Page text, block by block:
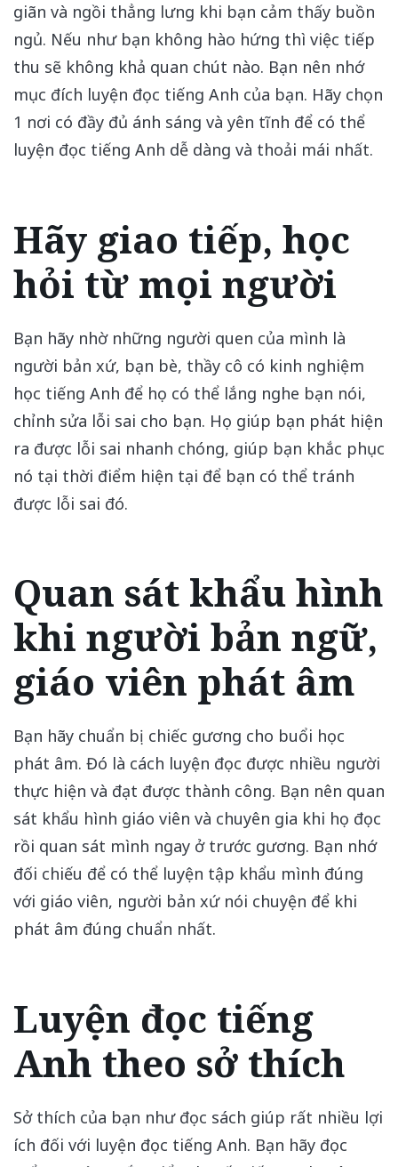
giãn và ngồi thẳng lưng khi bạn cảm thấy buồn
ngủ. Nếu như bạn không hào hứng thì việc tiếp
thu sẽ không khả quan chút nào. Bạn nên nhớ
mục đích luyện đọc tiếng Anh của bạn. Hãy chọn
1 nơi có đầy đủ ánh sáng và yên tĩnh để có thể
luyện đọc tiếng Anh dễ dàng và thoải mái nhất.
Hãy giao tiếp, học
hỏi từ mọi người
Bạn hãy nhờ những người quen của mình là
người bản xứ, bạn bè, thầy cô có kinh nghiệm
học tiếng Anh để họ có thể lắng nghe bạn nói,
chỉnh sửa lỗi sai cho bạn. Họ giúp bạn phát hiện
ra được lỗi sai nhanh chóng, giúp bạn khắc phục
nó tại thời điểm hiện tại để bạn có thể tránh
được lỗi sai đó.
Quan sát khẩu hình
khi người bản ngữ,
giáo viên phát âm
Bạn hãy chuẩn bị chiếc gương cho buổi học
phát âm. Đó là cách luyện đọc được nhiều người
thực hiện và đạt được thành công. Bạn nên quan
sát khẩu hình giáo viên và chuyên gia khi họ đọc
rồi quan sát mình ngay ở trước gương. Bạn nhớ
đối chiếu để có thể luyện tập khẩu mình đúng
với giáo viên, người bản xứ nói chuyện để khi
phát âm đúng chuẩn nhất.
Luyện đọc tiếng
Anh theo sở thích
Sở thích của bạn như đọc sách giúp rất nhiều lợi
ích đối với luyện đọc tiếng Anh. Bạn hãy đọc